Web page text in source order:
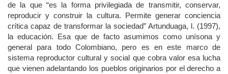
de la que “es la forma privilegiada de transmitir, conservar,
reproducir y construir la cultura. Permite generar conciencia
crítica capaz de transformar la sociedad” Artunduaga, l. (1997),
la educación. Esa que de facto asumimos como unísona y
general para todo Colombiano, pero es en este marco de
sistema reproductor cultural y social que cobra valor esa lucha
que vienen adelantando los pueblos originarios por el derecho a